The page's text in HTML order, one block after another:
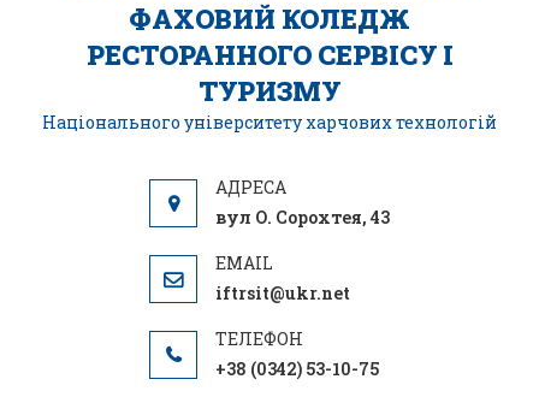
ФАХОВИЙ КОЛЕДЖ
РЕСТОРАННОГО СЕРВІСУ І
ТУРИЗМУ
Національного університету харчових технологій
вул О. Сорохтея, 43
iftrsit@ukr.net
+38 (0342) 53-10-75